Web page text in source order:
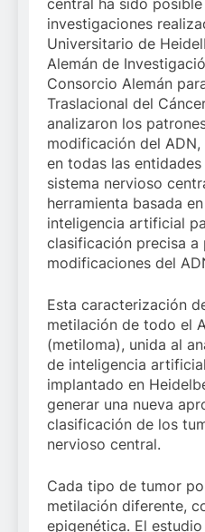
central ha sido
investigaciones
Universitario de
Alemán de
Consorcio Alemán
Traslacional del
analizaron los
modificación del
en todas las
sistema nervioso
herramienta basada
inteligencia artificial
clasificación precisa a
modificaciones del
Esta caracterización
metilación de todo el
(metiloma), unida al
de inteligencia
implantado en
generar una nueva
clasificación de los
nervioso central.
Cada tipo de tumor
metilación diferente,
epigenética. El